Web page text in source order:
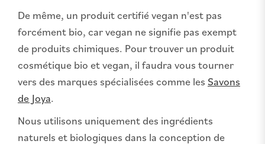
De même, un produit certifié vegan n'est pas
forcément bio, car vegan ne signifie pas exempt
de produits chimiques. Pour trouver un produit
cosmétique bio et vegan, il faudra vous tourner
vers des marques spécialisées comme les Savons
de Joya.
Nous utilisons uniquement des ingrédients
naturels et biologiques dans la conception de